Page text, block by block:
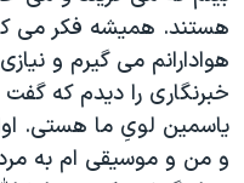
هستند. همیشه فکر می
هوادارانم می گیرم و
خبرنگاری را دیدم که
یاسمین لویِ ما هستی.
و من و موسیقی ام به